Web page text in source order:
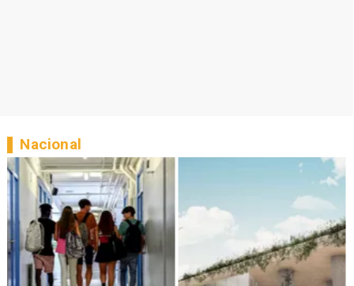
Nacional